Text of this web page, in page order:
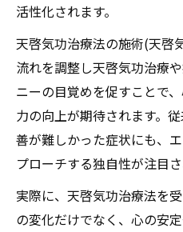
活性化されます。
天啓気功治療法の施術(天啓
流れを調整し天啓気功治療
ニーの目覚めを促すことで
力の向上が期待されます。
善が難しかった症状にも、
プローチする独自性が注目さ
実際に、天啓気功治療法を
の変化だけでなく、心の安